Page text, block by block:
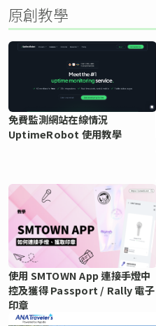
原創教學
免費監測網站在線情況
UptimeRobot 使用教學
使用 SMTOWN App 連接手燈中
控及獲得 Passport / Rally 電子
印章